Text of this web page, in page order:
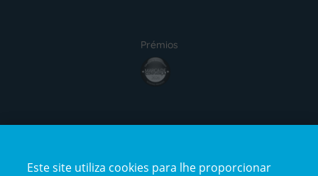
Prémios
award4
certification2certification3
Este site utiliza cookies para lhe proporcionar